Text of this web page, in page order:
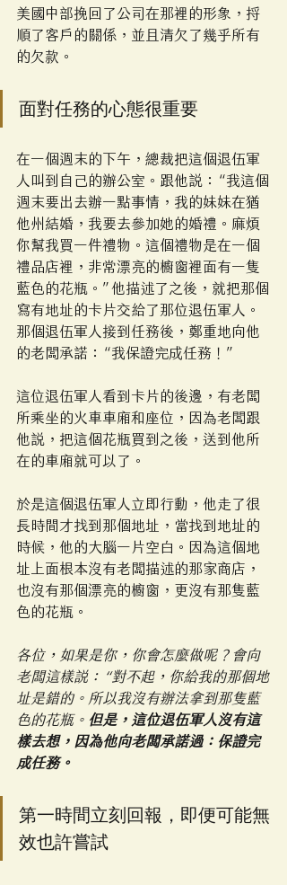
美國中部挽回了公司在那裡的形象，捋
順了客戶的關係，並且清欠了幾乎所有
的欠款。
面對任務的心態很重要
在一個週末的下午，總裁把這個退伍軍
人叫到自己的辦公室。跟他說：“我這個
週末要出去辦一點事情，我的妹妹在猶
他州結婚，我要去參加她的婚禮。麻煩
你幫我買一件禮物。這個禮物是在一個
禮品店裡，非常漂亮的櫥窗裡面有一隻
藍色的花瓶。”他描述了之後，就把那個
寫有地址的卡片交給了那位退伍軍人。
那個退伍軍人接到任務後，鄭重地向他
的老闆承諾：“我保證完成任務！”
這位退伍軍人看到卡片的後邊，有老闆
所乘坐的火車車廂和座位，因為老闆跟
他說，把這個花瓶買到之後，送到他所
在的車廂就可以了。
於是這個退伍軍人立即行動，他走了很
長時間才找到那個地址，當找到地址的
時候，他的大腦一片空白。因為這個地
址上面根本沒有老闆描述的那家商店，
也沒有那個漂亮的櫥窗，更沒有那隻藍
色的花瓶。
各位，如果是你，你會怎麼做呢？會向
老闆這樣說：“對不起，你給我的那個地
址是錯的。所以我沒有辦法拿到那隻藍
色的花瓶。 但是，這位退伍軍人沒有這
樣去想，因為他向老闆承諾過：保證完
成任務。
第一時間立刻回報，即便可能無
效也許嘗試